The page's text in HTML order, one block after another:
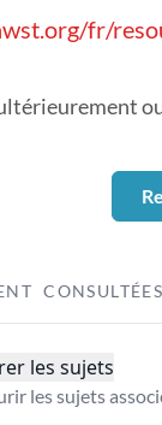
fr/
CONSULTÉES
les sujets
les sujets